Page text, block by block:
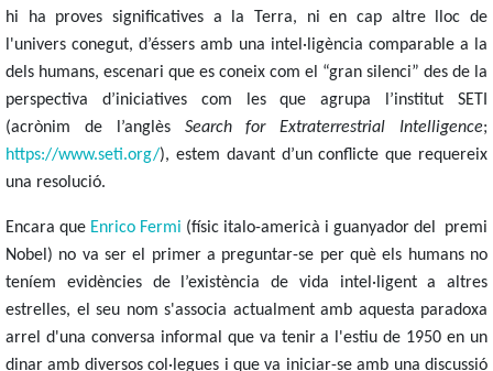
hi ha proves significatives a la Terra, ni en cap altre lloc de
l'univers conegut, d’éssers amb una intel·ligència comparable a la
dels humans, escenari que es coneix com el “gran silenci” des de la
perspectiva d’iniciatives com les que agrupa l’institut SETI
(acrònim de l’anglès Search for Extraterrestrial Intelligence;
https://www.seti.org/), estem davant d’un conflicte que requereix
una resolució.
Encara que Enrico Fermi (físic italo-americà i guanyador del
premi
Nobel) no va ser el primer a preguntar-se per què els humans no
teníem evidències de l’existència de vida intel·ligent a altres
estrelles, el seu nom s'associa actualment amb aquesta paradoxa
arrel d'una conversa informal que va tenir a l'estiu de 1950 en un
dinar amb diversos col·legues i que va iniciar-se amb una discussió